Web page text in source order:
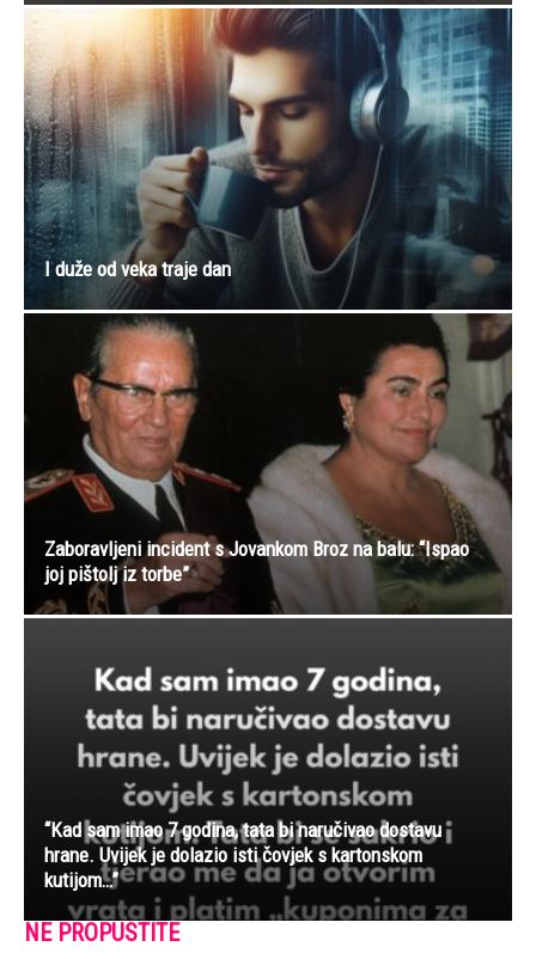
I duže od veka traje dan
Zaboravljeni incident s Jovankom Broz na balu: “Ispao
joj pištolj iz torbe”
“Kad sam imao 7 godina, tata bi naručivao dostavu
hrane. Uvijek je dolazio isti čovjek s kartonskom
kutijom…”
NE PROPUSTITE